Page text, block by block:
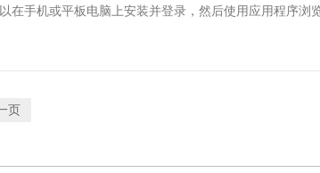
在手机或平板电脑上安装并登录，然后使用应用程序浏览
页